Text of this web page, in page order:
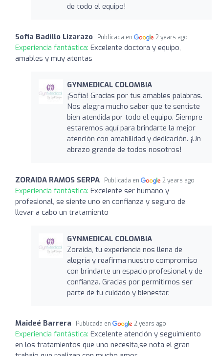
de todo el equipo!
Sofia Badillo Lizarazo Publicada en 2 years ago
Experiencia fantástica: Excelente doctora y equipo,
amables y muy atentas
GYNMEDICAL COLOMBIA
¡Sofía! Gracias por tus amables palabras.
Nos alegra mucho saber que te sentiste
bien atendida por todo el equipo. Siempre
estaremos aquí para brindarte la mejor
atención con amabilidad y dedicación. ¡Un
abrazo grande de todos nosotros!
ZORAIDA RAMOS SERPA Publicada en 2 years ago
Experiencia fantástica: Excelente ser humano y
profesional, se siente uno en confianza y seguro de
llevar a cabo un tratamiento
GYNMEDICAL COLOMBIA
Zoraida, tu experiencia nos llena de
alegría y reafirma nuestro compromiso
con brindarte un espacio profesional y de
confianza. Gracias por permitirnos ser
parte de tu cuidado y bienestar.
Maideé Barrera Publicada en 2 years ago
Experiencia fantástica: Excelente atención y seguimiento
en los tratamientos que uno necesita,se nota el gran